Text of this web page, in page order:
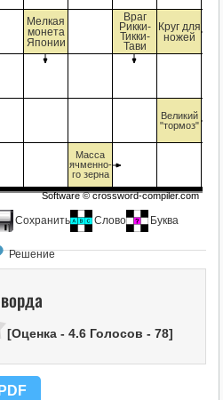
Сохранить Слово Буква
Решение
Мелкая
монета
Японии
Враг
Рикки-
Тикки-
Тави
Круг для
ножей
Великий
"тормоз"
Масса
ячменно-
го зерна
Software ©crossword-compiler.com
[Оценка - 4.6Голосов - 78]